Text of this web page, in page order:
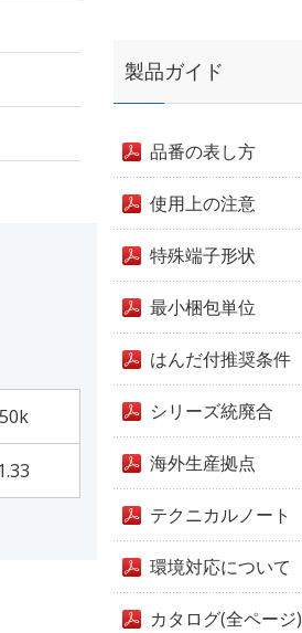
50k
1.33
製品ガイド
品番の表し方
使用上の注意
特殊端子形状
最小梱包単位
はんだ付推奨条件
シリーズ統廃合
海外生産拠点
テクニカルノート
環境対応について
カタログ(全ページ)